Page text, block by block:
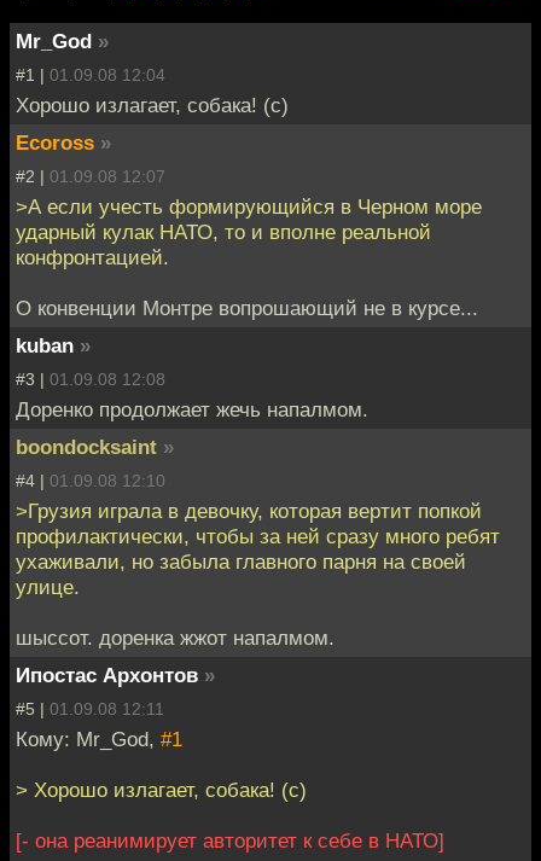
Mr_God »
#1 | 01.09.08 12:04
Хорошо излагает, собака! (с)
Ecoross »
#2 | 01.09.08 12:07
>А если учесть формирующийся в Черном море
ударный кулак НАТО, то и вполне реальной
конфронтацией.
О конвенции Монтре вопрошающий не в курсе...
kuban »
#3 | 01.09.08 12:08
Доренко продолжает жечь напалмом.
boondocksaint »
#4 | 01.09.08 12:10
>Грузия играла в девочку, которая вертит попкой
профилактически, чтобы за ней сразу много ребят
ухаживали, но забыла главного парня на своей
улице.
шыссот. доренка жжот напалмом.
Ипостас Архонтов »
#5 | 01.09.08 12:11
Кому: Mr_God, #1
> Хорошо излагает, собака! (с)
[- она реанимирует авторитет к себе в НАТО]